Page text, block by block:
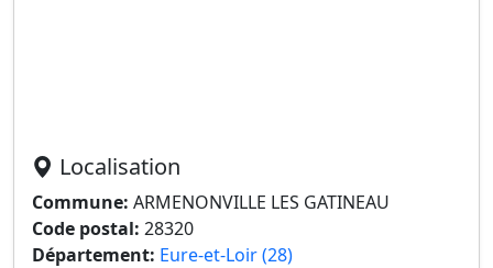
Localisation
Commune: ARMENONVILLE LES GATINEAU
Code postal: 28320
Département: Eure-et-Loir (28)